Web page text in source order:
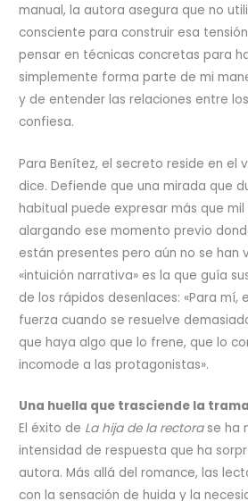
manual, la autora asegura que no
consciente para construir esa
pensar en técnicas concretas para
simplemente forma parte de mi
y de entender las relaciones entre
confiesa.
Para Benítez, el secreto reside en el
dice. Defiende que una mirada que
habitual puede expresar más que
alargando ese momento previo
están presentes pero aún no se han
«intuición narrativa» es la que guía
de los rápidos desenlaces: «Para mí,
fuerza cuando se resuelve
que haya algo que lo frene, que lo
incomode a las protagonistas».
Una huella que trasciende la trama
El éxito de La hija de la rectorase ha
intensidad de respuesta que ha
autora. Más allá del romance, las
con la sensación de huida y la